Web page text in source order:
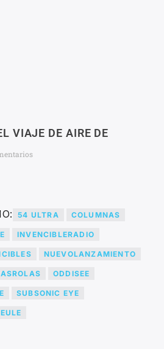
VIAJE DE AIRE DE
54 ULTRA COLUMNAS
INVENCIBLERADIO
NUEVOLANZAMIENTO
ODDISEE
SUBSONIC EYE